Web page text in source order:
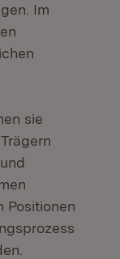
Im
sie
Positionen